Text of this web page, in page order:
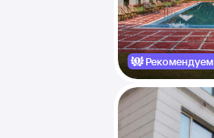
Рекомендуем